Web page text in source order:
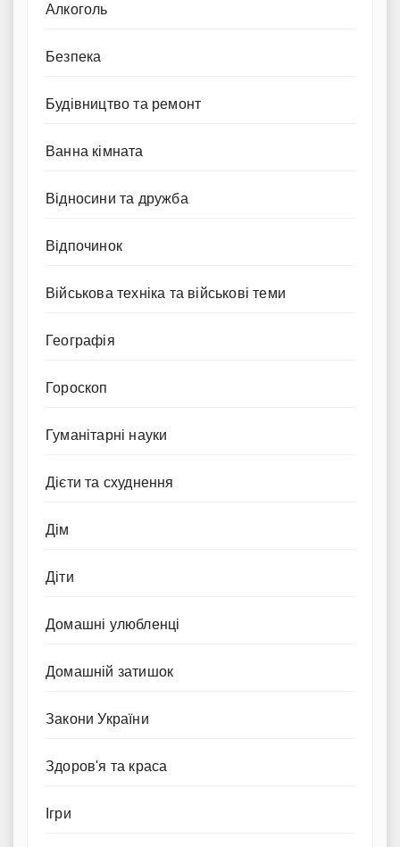
Алкоголь
Безпека
Будівництво та ремонт
Ванна кімната
Відносини та дружба
Відпочинок
Військова техніка та військові теми
Географія
Гороскоп
Гуманітарні науки
Дієти та схуднення
Дім
Діти
Домашні улюбленці
Домашній затишок
Закони України
Здоров'я та краса
Ігри